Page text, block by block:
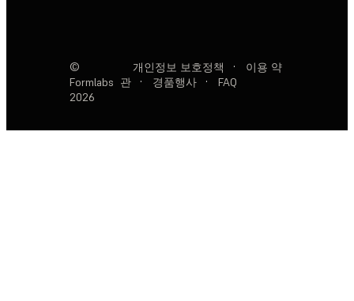
©
Formlabs
2026
개인정보 보호정책 ·
이용 약
관
· 경품행사 · FAQ